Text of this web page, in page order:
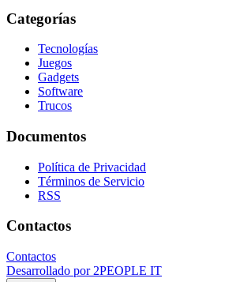
Categorías
Tecnologías
Juegos
Gadgets
Software
Trucos
Documentos
Política de Privacidad
Términos de Servicio
RSS
Contactos
Contactos
Desarrollado por2PEOPLE IT